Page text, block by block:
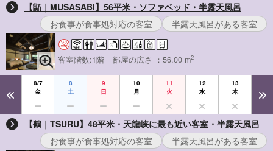
【鼫｜MUSASABI】56平米・ソファベッド・半露天風呂
お食事が食事処対応の客室
半露天風呂がある客室
客室階数:1階 部屋の広さ ：56.00 m2
8/7
金
8
土
9
日
10
月
11
火
12
水
13
木
【鶴｜TSURU】48平米・天龍峡に最も近い客室・半露天風呂
お食事が食事処対応の客室
半露天風呂がある客室